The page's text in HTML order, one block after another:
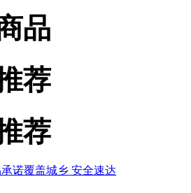
品
荐
荐
承诺覆盖城乡 安全速达